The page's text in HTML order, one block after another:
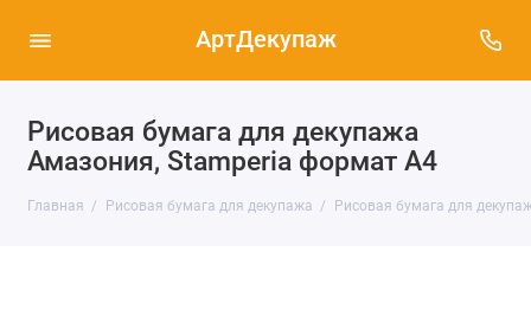
АртДекупаж
Рисовая бумага для декупажа
Амазония, Stamperia формат А4
Главная Рисовая бумага для декупажа Рисовая бумага для